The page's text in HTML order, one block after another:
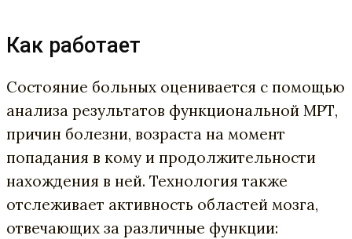
Как работает
Состояние больных оценивается с помощью
анализа результатов функциональной МРТ,
причин болезни, возраста на момент
попадания в кому и продолжительности
нахождения в ней. Технология также
отслеживает активность областей мозга,
отвечающих за различные функции: